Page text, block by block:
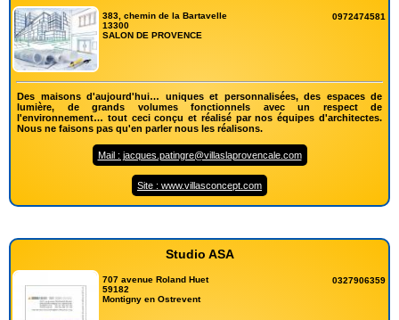
383, chemin de la Bartavelle
13300
SALON DE PROVENCE
0972474581
Des maisons d'aujourd'hui… uniques et personnalisées, des espaces de
lumière, de grands volumes fonctionnels avec un respect de
l'environnement… tout ceci conçu et réalisé par nos équipes d'architectes.
Nous ne faisons pas qu'en parler nous les réalisons.
Mail : jacques.patingre@villaslaprovencale.com
Site : www.villasconcept.com
Studio ASA
707 avenue Roland Huet
59182
Montigny en Ostrevent
0327906359